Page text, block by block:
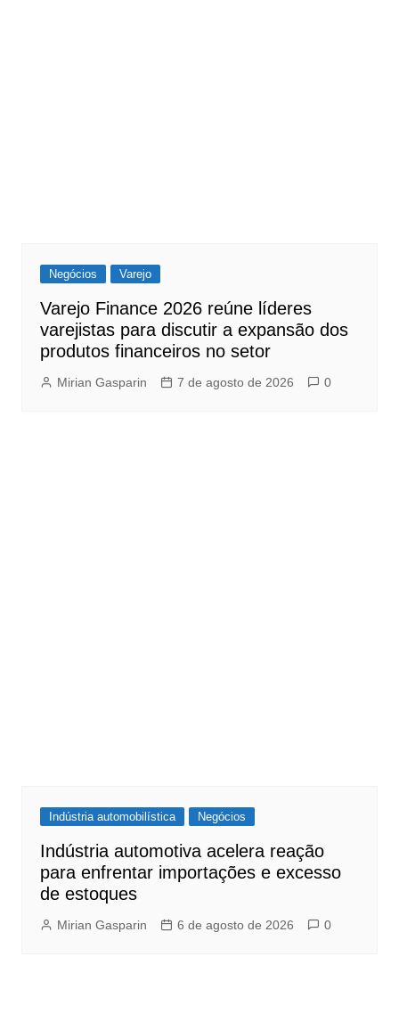
Negócios Varejo
Varejo Finance 2026 reúne líderes
varejistas para discutir a expansão dos
produtos financeiros no setor
Mirian Gasparin 7 de agosto de 2026 0
Indústria automobilística Negócios
Indústria automotiva acelera reação
para enfrentar importações e excesso
de estoques
Mirian Gasparin 6 de agosto de 2026 0